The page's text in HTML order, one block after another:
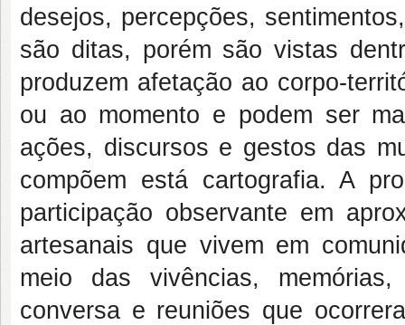
desejos, percepções,
são ditas, porém são vistas
produzem afetação ao corpo-
ou ao momento e podem ser
ações, discursos e gestos das
compõem está cartografia. A
participação observante em
artesanais que vivem em
meio das vivências,
conversa e reuniões que